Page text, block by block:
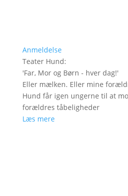
Anmeldelse
Teater Hund:
'Far, Mor og Børn - hver dag!'
Eller mælken. Eller mine
Hund får igen ungerne til at
forældres tåbeligheder
Læs mere